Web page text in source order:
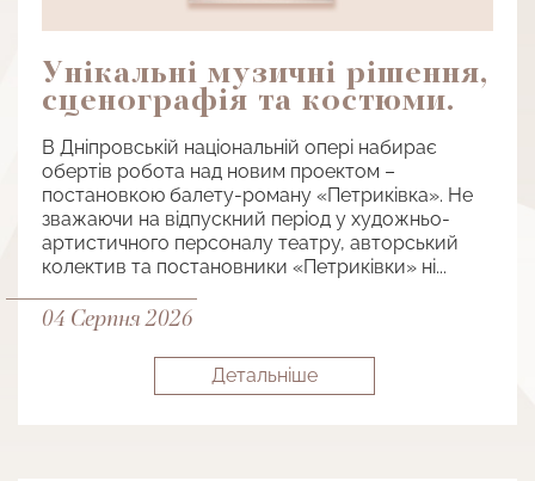
Унікальні музичні рішення,
сценографія та костюми.
В Дніпровській національній опері набирає
обертів робота над новим проектом –
постановкою балету-роману «Петриківка». Не
зважаючи на відпускний період у художньо-
артистичного персоналу театру, авторський
колектив та постановники «Петриківки» ні...
Детальнiше
04 Серпня 2026